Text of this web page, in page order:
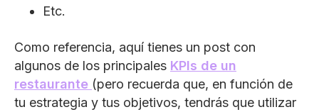
Etc.
Como referencia, aquí tienes un post con
algunos de los principales KPIs de un
restaurante (pero recuerda que, en función de
tu estrategia y tus objetivos, tendrás que utilizar